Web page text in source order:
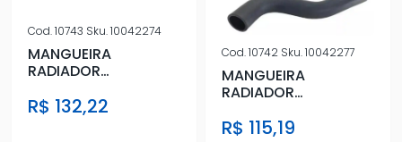
Cod.10743 Sku.10042274
MANGUEIRA
RADIADOR
TRITON 2.4 FLEX 2013
R$ 132,22
Cod.10742 Sku.10042277
MANGUEIRA
RADIADOR
TRITON 2.4 FLEX 2013
R$ 115,19